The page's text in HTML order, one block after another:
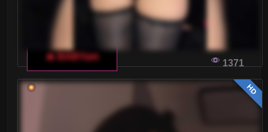
Wielkie Cyce
Wytrysk kobiecy
XXL
Zabawa analna
🔥 BABYam
1371
HD